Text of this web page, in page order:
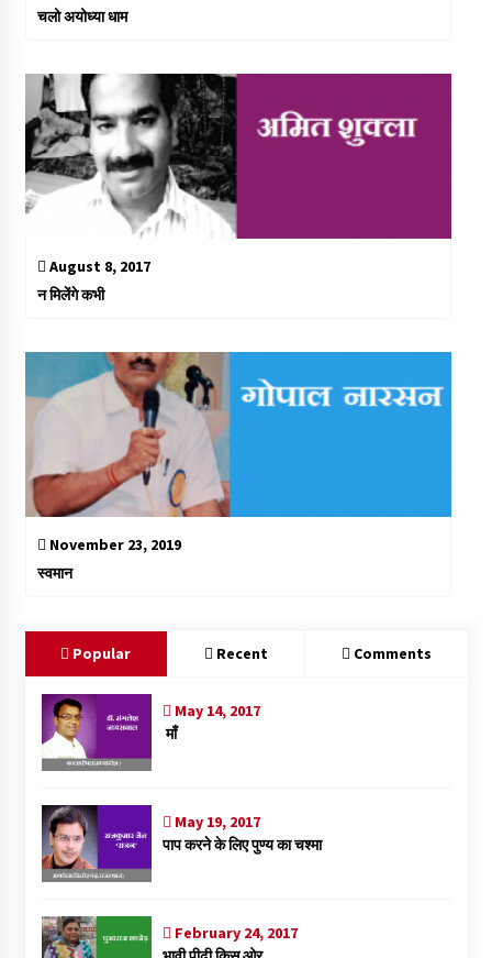
चलो अयोध्या धाम
August 8, 2017
न मिलेंगे कभी
November 23, 2019
स्वमान
Popular Recent Comments
May 14, 2017
माँ
May 19, 2017
पाप करने के लिए पुण्य का चश्मा
February 24, 2017